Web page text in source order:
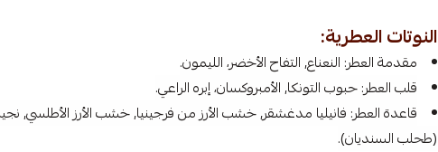
النوتات العطرية:
مقدمة العطر: النعناع, التفاح الأخضر، الليمون.
قلب العطر: حبوب التونكا, الأمبروكسان، إبره الراعي.
قاعدة العطر: فانيليا مدغشقر, خشب الأرز من فرجينيا, خشب الأرز الأطلسي,
(طحلب السنديان).